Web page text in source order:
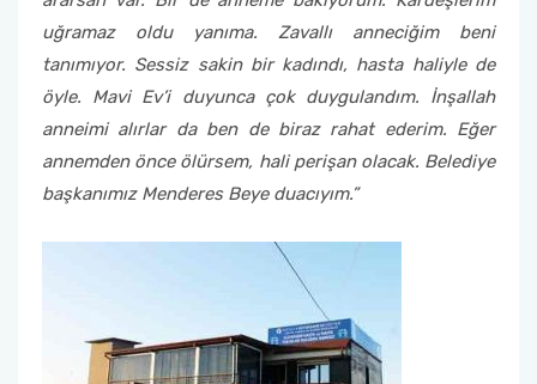
uğramaz oldu yanıma. Zavallı anneciğim beni
tanımıyor. Sessiz sakin bir kadındı, hasta haliyle de
öyle. Mavi Ev’i duyunca çok duygulandım. İnşallah
anneimi alırlar da ben de biraz rahat ederim. Eğer
annemden önce ölürsem, hali perişan olacak. Belediye
başkanımız Menderes Beye duacıyım.”